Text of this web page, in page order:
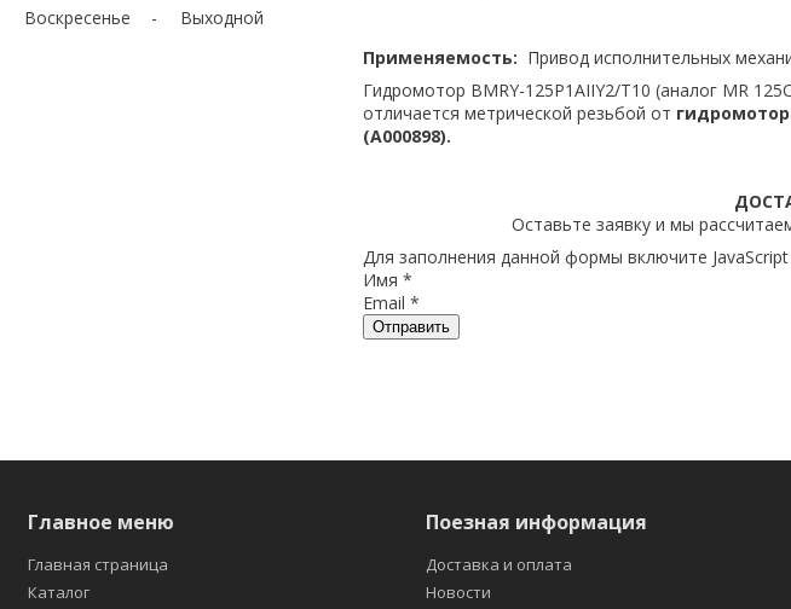
Воскресенье
Выходной
Применяемость: Привод исполнительных
Гидромотор BMRY-125P1AIIY2/T10 (аналог MR
отличается метрической резьбой от
(А000898).
Оставьте заявку и мы
Для заполнения данной формы включите JavaScript
Имя *
Email *
Отправить
Главное меню
Главная страница
Каталог
Поезная информация
Доставка и оплата
Новости